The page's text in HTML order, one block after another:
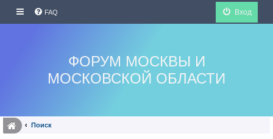
FAQ Вход
ФОРУМ МОСКВЫ И
МОСКОВСКОЙ ОБЛАСТИ
Поиск